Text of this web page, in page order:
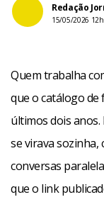
Redação
15/05/2026
Quem trabalha
que o catálogo de
últimos dois
se virava
conversas
que o link